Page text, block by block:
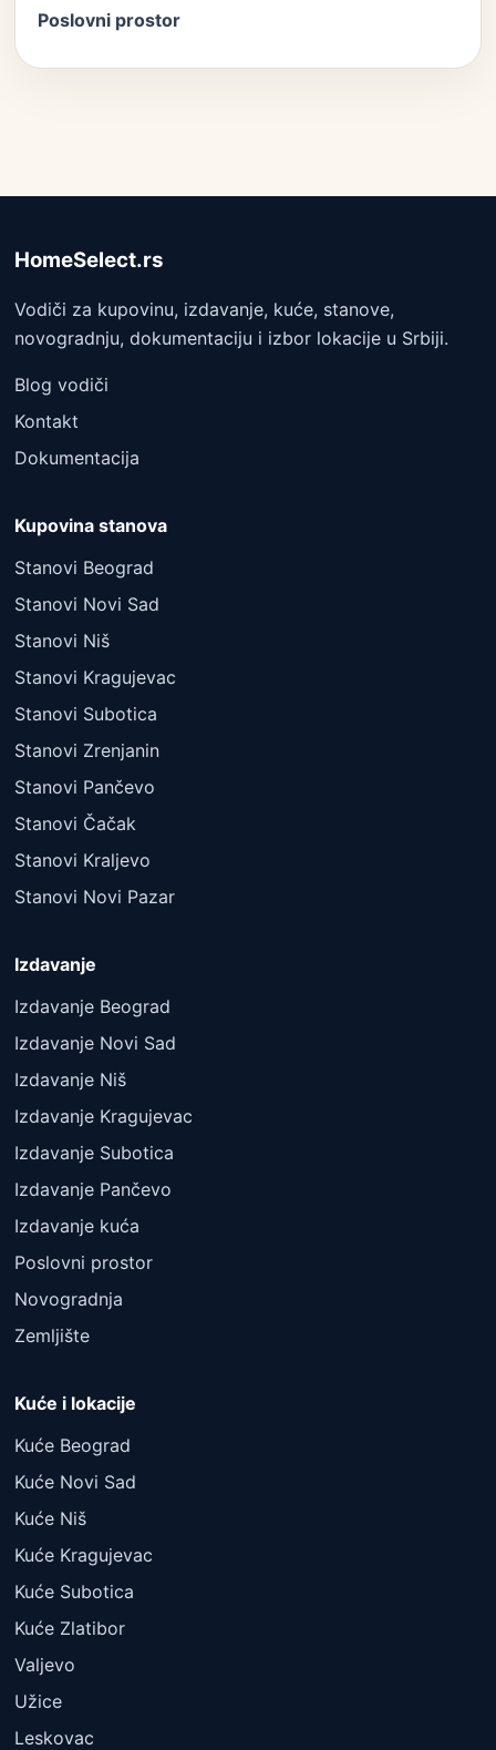
Poslovni prostor
HomeSelect.rs
Vodiči za kupovinu, izdavanje, kuće, stanove,
novogradnju, dokumentaciju i izbor lokacije u Srbiji.
Blog vodiči
Kontakt
Dokumentacija
Kupovina stanova
Stanovi Beograd
Stanovi Novi Sad
Stanovi Niš
Stanovi Kragujevac
Stanovi Subotica
Stanovi Zrenjanin
Stanovi Pančevo
Stanovi Čačak
Stanovi Kraljevo
Stanovi Novi Pazar
Izdavanje
Izdavanje Beograd
Izdavanje Novi Sad
Izdavanje Niš
Izdavanje Kragujevac
Izdavanje Subotica
Izdavanje Pančevo
Izdavanje kuća
Poslovni prostor
Novogradnja
Zemljište
Kuće i lokacije
Kuće Beograd
Kuće Novi Sad
Kuće Niš
Kuće Kragujevac
Kuće Subotica
Kuće Zlatibor
Valjevo
Užice
Leskovac